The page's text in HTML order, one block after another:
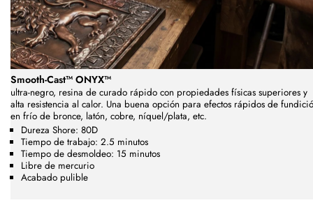
Smooth-Cast™ ONYX™
ultra-negro, resina de curado rápido con propiedades físicas superiores y
alta resistencia al calor. Una buena opción para efectos rápidos de
en frío de bronce, latón, cobre, níquel/plata, etc.
Dureza Shore: 80D
Tiempo de trabajo: 2.5 minutos
Tiempo de desmoldeo: 15 minutos
Libre de mercurio
Acabado pulible